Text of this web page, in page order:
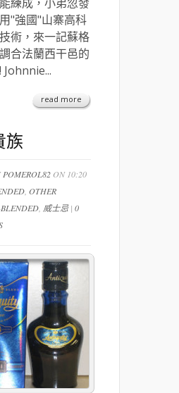
"強國"山寨高科
術，來一記蘇格
合法蘭西干邑的
Johnnie...
read more
族
POMEROL82 ON 10:20
OTHER
威士忌| 0